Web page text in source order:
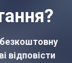
відповісти